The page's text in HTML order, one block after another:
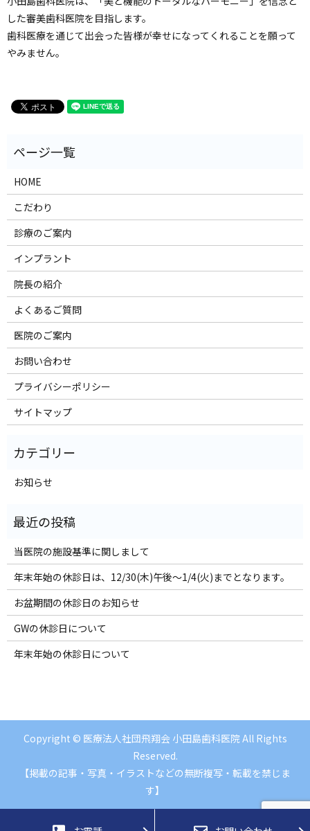
した審美歯科医院を目指します。
歯科医療を通じて出会った皆様が幸せになってくれることを願って
やみません。
HOME
こだわり
診療のご案内
インプラント
院長の紹介
よくあるご質問
医院のご案内
お問い合わせ
プライバシーポリシー
サイトマップ
お知らせ
当医院の施設基準に関しまして
年末年始の休診日は、12/30(木)午後～1/4(火)までとなります。
お盆期間の休診日のお知らせ
GWの休診日について
年末年始の休診日について
Copyright © 医療法人社団飛翔会 小田島歯科医院 All Rights
Reserved.
【掲載の記事・写真・イラストなどの無断複写・転載を禁じま
す】